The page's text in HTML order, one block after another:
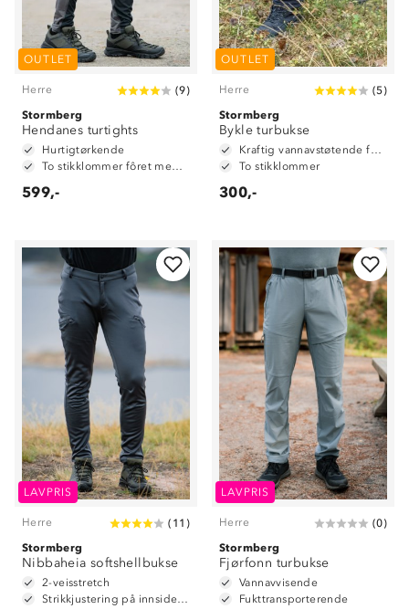
OUTLET
Herre (9)
Stormberg
Hendanes turtights
Hurtigtørkende
To stikklommer fôret med mesh
599,-
OUTLET
Herre (5)
Stormberg
Bykle turbukse
Kraftig vannavstøtende forsterkningsfelter i baken og på knær
To stikklommer
300,-
LAVPRIS
Herre ( 11 )
Stormberg
Nibbaheia softshellbukse
2-veisstretch
Strikkjustering på innsiden av linning
LAVPRIS
Herre (0)
Stormberg
Fjørfonn turbukse
Vannavvisende
Fukttransporterende